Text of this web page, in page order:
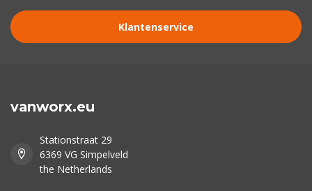
Klantenservice
vanworx.eu
Stationstraat 29
6369 VG Simpelveld
the Netherlands